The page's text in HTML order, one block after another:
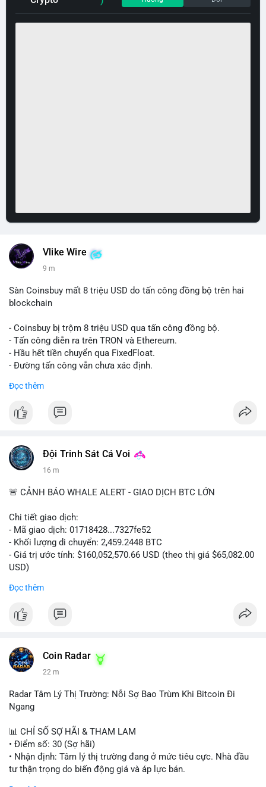
Vlike Wire
9 m
Sàn Coinsbuy mất 8 triệu USD do tấn công đồng bộ trên hai
blockchain
- Coinsbuy bị trộm 8 triệu USD qua tấn công đồng bộ.
- Tấn công diễn ra trên TRON và Ethereum.
- Hầu hết tiền chuyển qua FixedFloat.
- Đường tấn công vẫn chưa xác định.
#binancesquare
$trx $eth
📰 Nguồn: CoinDesk
Đọc thêm
Đội Trinh Sát Cá Voi
16 m
🚨 CẢNH BÁO WHALE ALERT - GIAO DỊCH BTC LỚN
Chi tiết giao dịch:
- Mã giao dịch: 01718428...7327fe52
- Khối lượng di chuyển: 2,459.2448 BTC
- Giá trị ước tính: $160,052,570.66 USD (theo thị giá $65,082.00
USD)
Khối lượng 2,459 BTC tương đương hơn 160 triệu USD được
việc di chuyển số lượng lớn này có thể phục vụ mục đích tái
phân bổ danh mục sang ví lạnh để nắm giữ dài hạn, hoặc
Động thái này có thể tạo áp lực tâm lý ngắn hạn lên thị trường
khi nhà đầu tư nhỏ lẻ lo ngại về khả năng bán tháo. Tuy nhiên,
xu hướng trung hạn.
Lời khuyên cho nhà đầu tư nhỏ lẻ:
Hãy theo dõi sát các giao dịch tiếp theo từ địa chỉ ví nguồn để
Đọc thêm
Coin Radar
22 m
Radar Tâm Lý Thị Trường: Nỗi Sợ Bao Trùm Khi Bitcoin Đi
Ngang
📊 CHỈ SỐ SỢ HÃI & THAM LAM
• Điểm số: 30 (Sợ hãi)
• Nhận định: Tâm lý thị trường đang ở mức tiêu cực. Nhà đầu
tư thận trọng do biến động giá và áp lực bán.